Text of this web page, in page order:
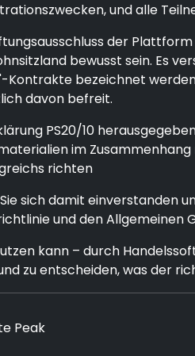
und alle
der
bewusst sein. Es
bezeichnet
davon befreit.
PS20/10
im
richten
sich damit einverstanden
und den Allgemeinen
kann – durch
zu entscheiden, was der
Peak